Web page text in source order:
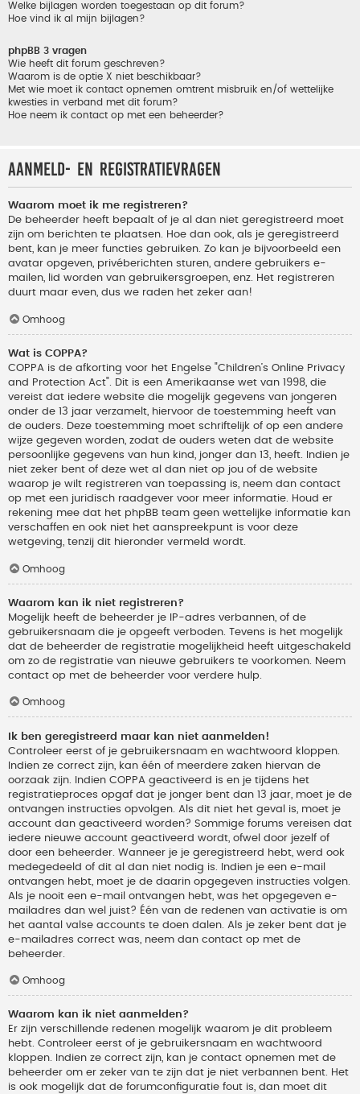
Welke bijlagen worden toegestaan op dit forum?
Hoe vind ik al mijn bijlagen?
phpBB 3 vragen
Wie heeft dit forum geschreven?
Waarom is de optie X niet beschikbaar?
Met wie moet ik contact opnemen omtrent misbruik en/of wettelijke
kwesties in verband met dit forum?
Hoe neem ik contact op met een beheerder?
Aanmeld- en registratievragen
Waarom moet ik me registreren?
De beheerder heeft bepaalt of je al dan niet geregistreerd moet
zijn om berichten te plaatsen. Hoe dan ook, als je geregistreerd
bent, kan je meer functies gebruiken. Zo kan je bijvoorbeeld een
avatar opgeven, privéberichten sturen, andere gebruikers e-
mailen, lid worden van gebruikersgroepen, enz. Het registreren
duurt maar even, dus we raden het zeker aan!
Omhoog
Wat is COPPA?
COPPA is de afkorting voor het Engelse "Children’s Online Privacy
and Protection Act". Dit is een Amerikaanse wet van 1998, die
vereist dat iedere website die mogelijk gegevens van jongeren
onder de 13 jaar verzamelt, hiervoor de toestemming heeft van
de ouders. Deze toestemming moet schriftelijk of op een andere
wijze gegeven worden, zodat de ouders weten dat de website
persoonlijke gegevens van hun kind, jonger dan 13, heeft. Indien je
niet zeker bent of deze wet al dan niet op jou of de website
waarop je wilt registreren van toepassing is, neem dan contact
op met een juridisch raadgever voor meer informatie. Houd er
rekening mee dat het phpBB team geen wettelijke informatie kan
verschaffen en ook niet het aanspreekpunt is voor deze
wetgeving, tenzij dit hieronder vermeld wordt.
Omhoog
Waarom kan ik niet registreren?
Mogelijk heeft de beheerder je IP-adres verbannen, of de
gebruikersnaam die je opgeeft verboden. Tevens is het mogelijk
dat de beheerder de registratie mogelijkheid heeft uitgeschakeld
om zo de registratie van nieuwe gebruikers te voorkomen. Neem
contact op met de beheerder voor verdere hulp.
Omhoog
Ik ben geregistreerd maar kan niet aanmelden!
Controleer eerst of je gebruikersnaam en wachtwoord kloppen.
Indien ze correct zijn, kan één of meerdere zaken hiervan de
oorzaak zijn. Indien COPPA geactiveerd is en je tijdens het
registratieproces opgaf dat je jonger bent dan 13 jaar, moet je de
ontvangen instructies opvolgen. Als dit niet het geval is, moet je
account dan geactiveerd worden? Sommige forums vereisen dat
iedere nieuwe account geactiveerd wordt, ofwel door jezelf of
door een beheerder. Wanneer je je geregistreerd hebt, werd ook
medegedeeld of dit al dan niet nodig is. Indien je een e-mail
ontvangen hebt, moet je de daarin opgegeven instructies volgen.
Als je nooit een e-mail ontvangen hebt, was het opgegeven e-
mailadres dan wel juist? Één van de redenen van activatie is om
het aantal valse accounts te doen dalen. Als je zeker bent dat je
e-mailadres correct was, neem dan contact op met de
beheerder.
Omhoog
Waarom kan ik niet aanmelden?
Er zijn verschillende redenen mogelijk waarom je dit probleem
hebt. Controleer eerst of je gebruikersnaam en wachtwoord
kloppen. Indien ze correct zijn, kan je contact opnemen met de
beheerder om er zeker van te zijn dat je niet verbannen bent. Het
is ook mogelijk dat de forumconfiguratie fout is, dan moet dit